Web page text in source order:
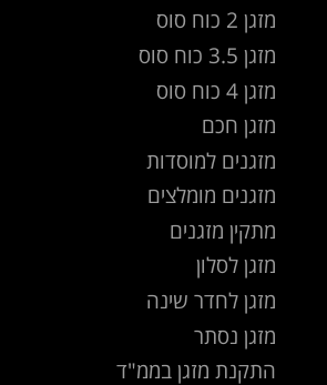
מזגן 2 כוח סוס
מזגן 3.5 כוח סוס
מזגן 4 כוח סוס
מזגן חכם
מזגנים למוסדות
מזגנים מומלצים
מתקין מזגנים
מזגן לסלון
מזגן לחדר שינה
מזגן נסתר
התקנת מזגן בממ"ד